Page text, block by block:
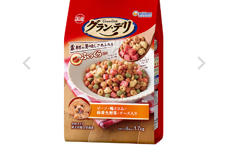
Previous Next